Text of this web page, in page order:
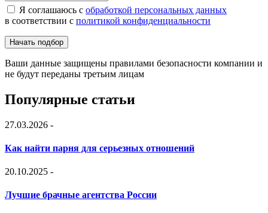
Я соглашаюсь с обработкой персональных данных
в соответствии с политикой конфиденциальности
Начать подбор
Ваши данные защищены правилами безопасности компании и
не будут переданы третьим лицам
Популярные статьи
27.03.2026 -
Как найти парня для серьезных отношений
20.10.2025 -
Лучшие брачные агентства России